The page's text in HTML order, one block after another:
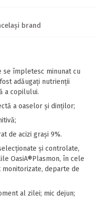
brand
se împletesc minunat cu
adăugați nutrienții
a copilului.
a oaselor și dinților;
de acizi grași 9%.
și controlate,
OasiA®Plasmon, în cele
departe de
al zilei; mic dejun;